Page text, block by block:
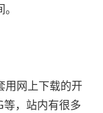
用网上下载的开
等，站内有很多